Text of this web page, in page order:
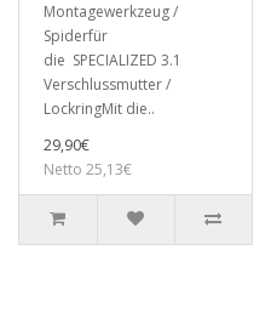
Montagewerkzeug /
Spiderfür
die SPECIALIZED 3.1
Verschlussmutter /
LockringMit die..
29,90€
Netto 25,13€